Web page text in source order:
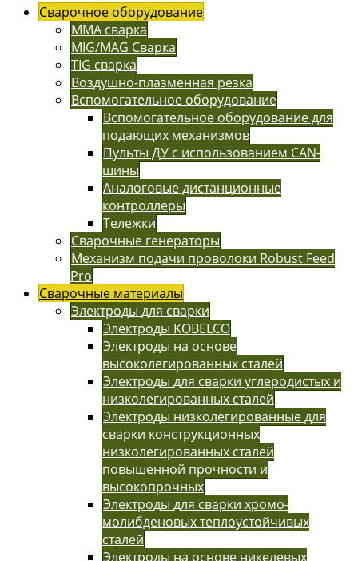
Сварочное оборудование
MMA сварка
MIG/MAG Сварка
TIG сварка
Воздушно-плазменная резка
Вспомогательное оборудование
Вспомогательное оборудование для
подающих механизмов
Пульты ДУ с использованием CAN-
шины
Аналоговые дистанционные
контроллеры
Тележки
Сварочные генераторы
Механизм подачи проволоки Robust Feed
Pro
Сварочные материалы
Электроды для сварки
Электроды KOBELCO
Электроды на основе
высоколегированных сталей
Электроды для сварки углеродистых и
низколегированных сталей
Электроды низколегированные для
сварки конструкционных
низколегированных сталей
повышенной прочности и
высокопрочных
Электроды для сварки хромо-
молибденовых теплоустойчивых
сталей
Электроды на основе никелевых